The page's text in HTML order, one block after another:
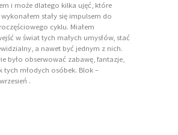
i może dlatego kilka ujęć, które
stały się impulsem do
cyklu. Miałem
w świat tych małych umysłów, stać
a nawet być jednym z nich.
było obserwować zabawę, fantazje,
tych młodych osóbek. Blok –
.